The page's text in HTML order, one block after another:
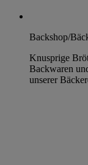
Backshop/
Knusprige
Backwaren
unserer